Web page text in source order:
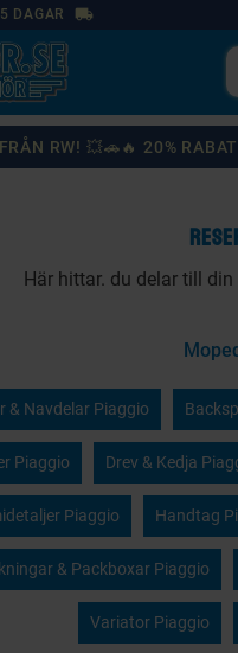
DAGAR local_shipping
RW! 💥🚗🔥 20%
Här hittar. du delar till
& Navdelar Piaggio
Piaggio Drev & Kedja
Piaggio Handtag
& Packboxar Piaggio
Variator Piaggio